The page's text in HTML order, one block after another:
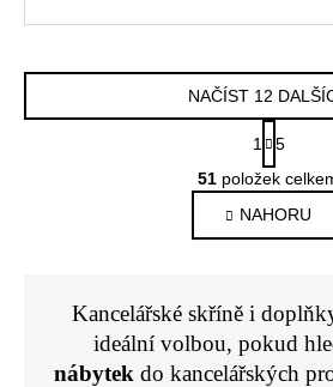
O
v
l
á
a
c
í
p
NAČÍST 12
S
t
r
á
n
k
á
n
í
1
5
51 položek
NAHORU
Kancelářské skříně i
ideální volbou, pokud
nábytek do kancelářských